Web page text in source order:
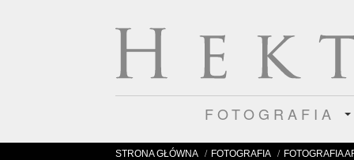
FOTOGRAFIA
STRONA GŁÓWNA / FOTOGRAFIA / FOTOGRAFIA